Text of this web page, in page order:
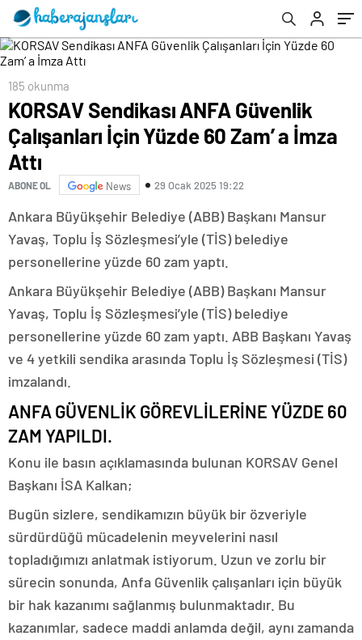
185 okunma
KORSAV Sendikası ANFA Güvenlik
Çalışanları İçin Yüzde 60 Zam’ a İmza
Attı
ABONE OL News 29 Ocak 2025 19:22
Ankara Büyükşehir Belediye (ABB) Başkanı Mansur
Yavaş, Toplu İş Sözleşmesi’yle (TİS) belediye
personellerine yüzde 60 zam yaptı.
Ankara Büyükşehir Belediye (ABB) Başkanı Mansur
Yavaş, Toplu İş Sözleşmesi’yle (TİS) belediye
personellerine yüzde 60 zam yaptı. ABB Başkanı Yavaş
ve 4 yetkili sendika arasında Toplu İş Sözleşmesi (TİS)
imzalandı.
ANFA GÜVENLİK GÖREVLİLERİNE YÜZDE 60
ZAM YAPILDI.
Konu ile basın açıklamasında bulunan KORSAV Genel
Başkanı İSA Kalkan;
Bugün sizlere, sendikamızın büyük bir özveriyle
sürdürdüğü mücadelenin meyvelerini nasıl
topladığımızı anlatmak istiyorum. Uzun ve zorlu bir
sürecin sonunda, Anfa Güvenlik çalışanları için büyük
bir hak kazanımı sağlanmış bulunmaktadır. Bu
kazanımlar, sadece maddi anlamda değil, aynı zamanda